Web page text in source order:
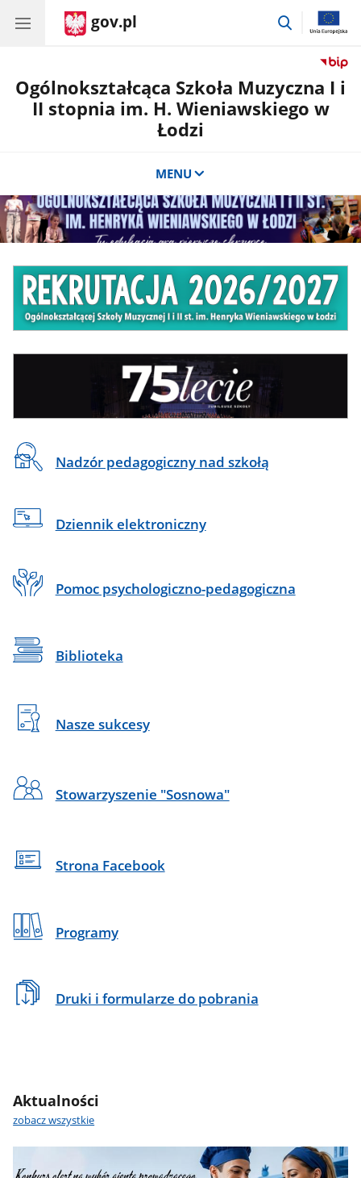
gov.pl
przejdź
Ogólnokształcąca Szkoła Muzyczna I i
II stopnia im. H. Wieniawskiego w
Łodzi
MENU
CSS
do
sekcji
Banner
Baner
reklamowy
Na
skróty
Nadzór pedagogiczny nad szkołą
Dziennik elektroniczny
Pomoc psychologiczno-pedagogiczna
Biblioteka
Nasze sukcesy
Stowarzyszenie "Sosnowa"
Strona Facebook
Programy
Druki i formularze do pobrania
Aktualności
zobacz wszystkie